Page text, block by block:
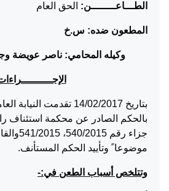
الطـــاعــــــــن: الحق العام
المطعون ضده: س.خ
وكيله المحامي: ناصر عويضة
بتاريخ 14/02/2017 تقدمت
بالحكم الصادر عن محكمة استئناف
جزاء رقم
موضوعا ً وتأييد الحكم المستأنف.
وتتلخص أسباب الطعن في:-